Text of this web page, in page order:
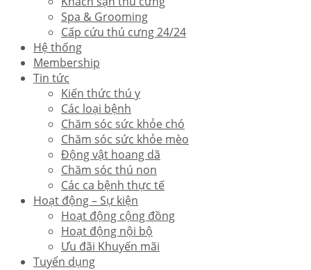
Spa & Grooming
Cấp cứu thú cưng 24/24
Hệ thống
Membership
Tin tức
Kiến thức thú y
Các loại bệnh
Chăm sóc sức khỏe chó
Chăm sóc sức khỏe mèo
Động vật hoang dã
Chăm sóc thú non
Các ca bệnh thực tế
Hoạt động – Sự kiện
Hoạt động cộng đồng
Hoạt động nội bộ
Ưu đãi Khuyến mãi
Tuyển dụng